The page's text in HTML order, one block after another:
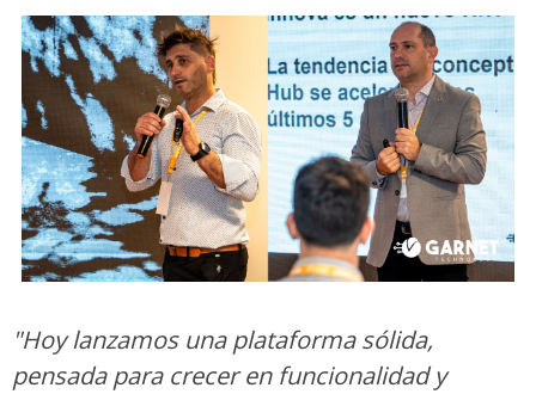
"Hoy lanzamos una plataforma sólida,
pensada para crecer en funcionalidad y